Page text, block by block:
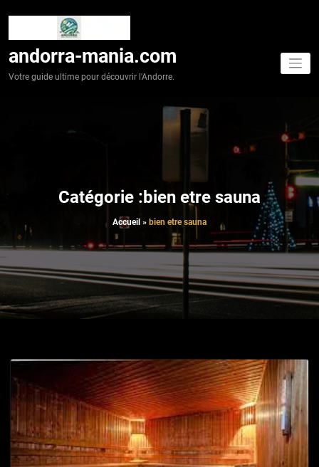
andorra-mania.com
Votre guide ultime pour découvrir l'Andorre.
Catégorie :bien etre sauna
Accueil » bien etre sauna